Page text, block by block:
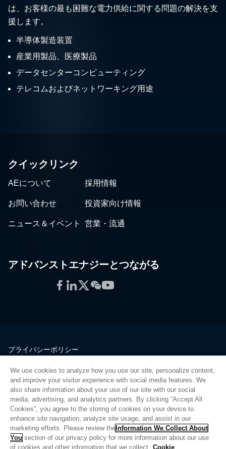
は、お客様の最も困難な電力供給に関する問題の解決を支
援します。
半導体製造装置
産業用製品、医療製品
データセンターコンピューティング
テレコムおよびネットワーキング用途
クイックリンク
AEについて 採用情報
お問い合わせ 投資家向け情報
ニュース＆イベント 営業・流通
アドバンストエナジーとつながる
Facebook
LinkedIn
Twitter
WeChat
YouTube
プライバシーポリシー
品質
サイトマップ
サプライヤーポータル
UK Modern Slavery Act
Privacy Preferences
We use cookies to analyze how you use our site, personalize content,
and improve your visitor experience with social media features. We
also share information about your use of our site with our social
media, advertising, and analytics partners. By clicking “Accept All
Cookies”, you agree to the storing of cookies on your device to
enhance site navigation, analyze site usage, and assist in our
marketing efforts. Please review the Information We Collect About
You section of our privacy policy for more information about our use
of cookies and other information that we collect. Cookie